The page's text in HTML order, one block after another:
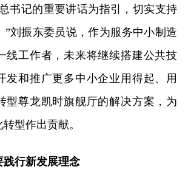
书记的重要讲话为指引，切实支持
”刘振东委员说，作为服务中小制造
线工作者，未来将继续搭建公共技
发和推广更多中小企业用得起、用
型尊龙凯时旗舰厅的解决方案，为
型作出贡献。
践行新发展理念